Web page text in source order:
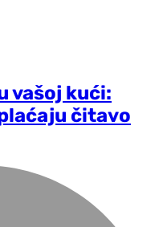
vašoj kući:
čitavo